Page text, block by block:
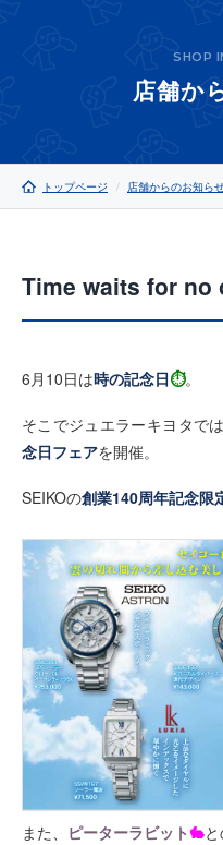
SHOP
店舗か
トップページ 店舗からのお知ら
Time waits for no
6月10日は時の記念日⏱。
そこでジュエラーキヨタで
念日フェアを開催。
SEIKOの創業140周年記念限
また、 ピーターラビット🐇